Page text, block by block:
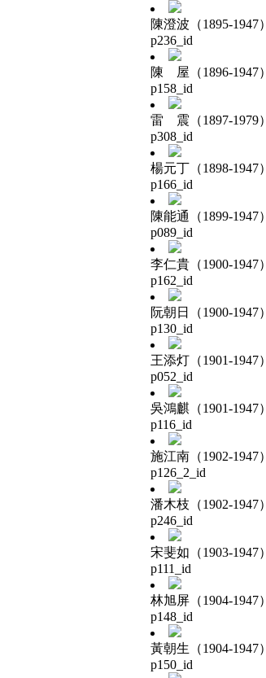
陳澄波（1895-1947）
p236_id
陳 屋（1896-1947）
p158_id
雷 震（1897-1979）
p308_id
楊元丁（1898-1947）
p166_id
陳能通（1899-1947）
p089_id
李仁貴（1900-1947）
p162_id
阮朝日（1900-1947）
p130_id
王添灯（1901-1947）
p052_id
吳鴻麒（1901-1947）
p116_id
施江南（1902-1947）
p126_2_id
潘木枝（1902-1947）
p246_id
宋斐如（1903-1947）
p111_id
林旭屏（1904-1947）
p148_id
黃朝生（1904-1947）
p150_id